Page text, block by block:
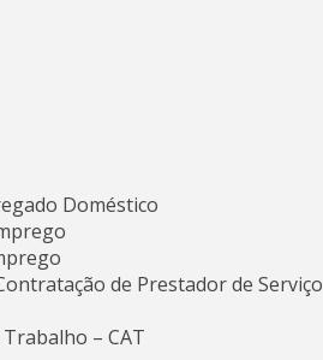
Doméstico
de Prestador de Serviço
– CAT